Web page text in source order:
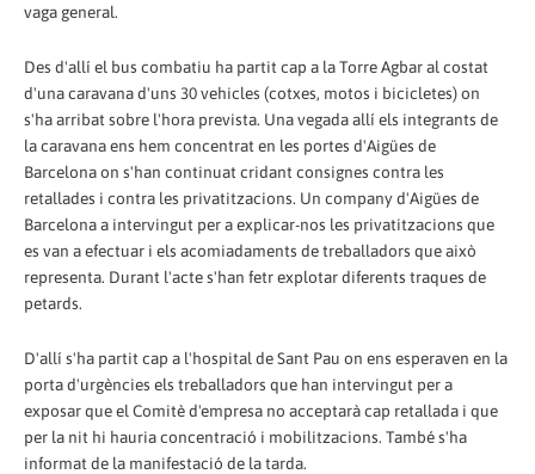
vaga general.
Des d'allí el bus combatiu ha partit cap a la Torre Agbar al costat
d'una caravana d'uns 30 vehicles (cotxes, motos i bicicletes) on
s'ha arribat sobre l'hora prevista. Una vegada allí els integrants de
la caravana ens hem concentrat en les portes d'Aigües de
Barcelona on s'han continuat cridant consignes contra les
retallades i contra les privatitzacions. Un company d'Aigües de
Barcelona a intervingut per a explicar-nos les privatitzacions que
es van a efectuar i els acomiadaments de treballadors que això
representa. Durant l'acte s'han fetr explotar diferents traques de
petards.
D'allí s'ha partit cap a l'hospital de Sant Pau on ens esperaven en la
porta d'urgències els treballadors que han intervingut per a
exposar que el Comitè d'empresa no acceptarà cap retallada i que
per la nit hi hauria concentració i mobilitzacions. També s'ha
informat de la manifestació de la tarda.